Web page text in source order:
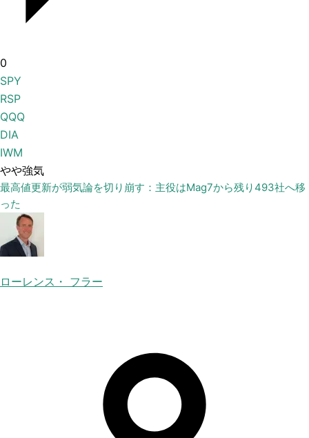
0
SPY
RSP
QQQ
DIA
IWM
やや強気
最高値更新が弱気論を切り崩す：主役はMag7から残り493社へ移
った
ローレンス・ フラー